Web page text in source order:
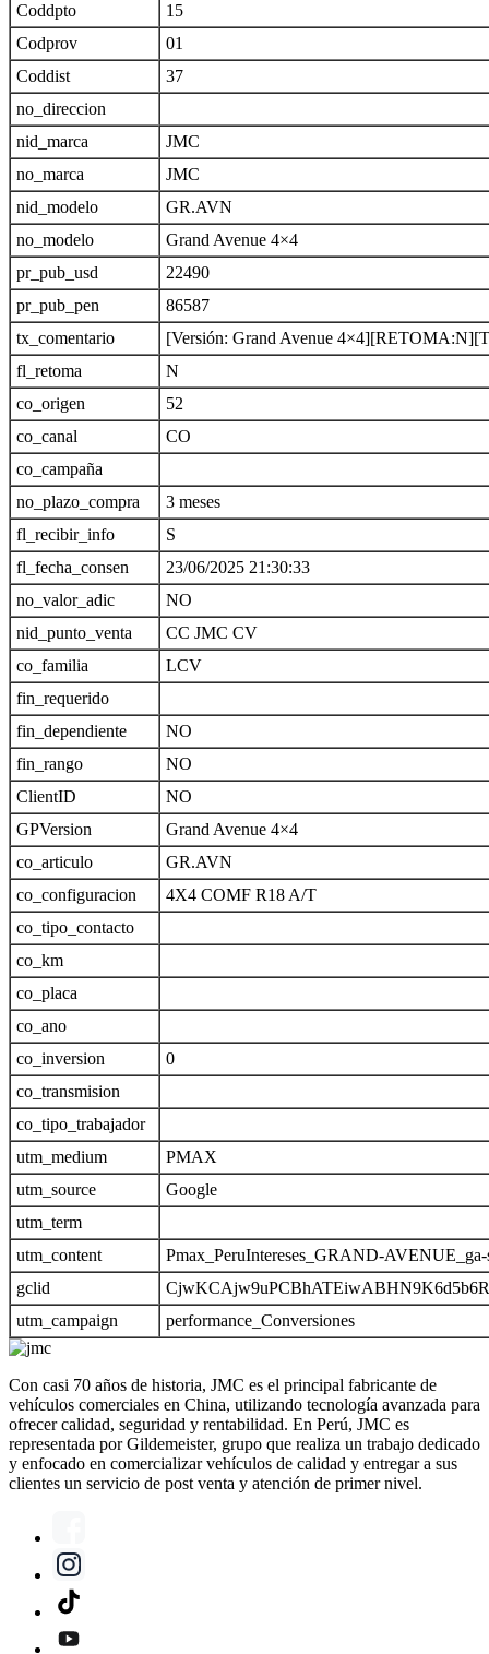
Coddpto
15
Codprov
01
Coddist
37
no_direccion
nid_marca
JMC
no_marca
JMC
nid_modelo
GR.AVN
no_modelo
Grand Avenue 4×4
pr_pub_usd
22490
pr_pub_pen
86587
tx_comentario
[Versión: Grand Avenue
fl_retoma
N
co_origen
52
co_canal
CO
co_campaña
no_plazo_compra
3 meses
fl_recibir_info
S
fl_fecha_consen
23/06/2025 21:30:33
no_valor_adic
NO
nid_punto_venta
CC JMC CV
co_familia
LCV
fin_requerido
fin_dependiente
NO
fin_rango
NO
ClientID
NO
GPVersion
Grand Avenue 4×4
co_articulo
GR.AVN
co_configuracion
4X4 COMF R18 A/T
co_tipo_contacto
co_km
co_placa
co_ano
co_inversion
0
co_transmision
co_tipo_trabajador
utm_medium
PMAX
utm_source
Google
utm_term
utm_content
Pmax_PeruIntereses_GRAND-
gclid
utm_campaign
performance_Conversiones
Con casi 70 años de historia, JMC es el principal fabricante de
vehículos comerciales en China, utilizando tecnología avanzada para
ofrecer calidad, seguridad y rentabilidad. En Perú, JMC es
representada por Gildemeister, grupo que realiza un trabajo dedicado
y enfocado en comercializar vehículos de calidad y entregar a sus
clientes un servicio de post venta y atención de primer nivel.